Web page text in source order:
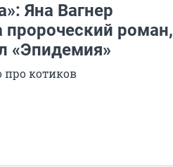
Яна Вагнер
пророческий роман,
«Эпидемия»
про котиков